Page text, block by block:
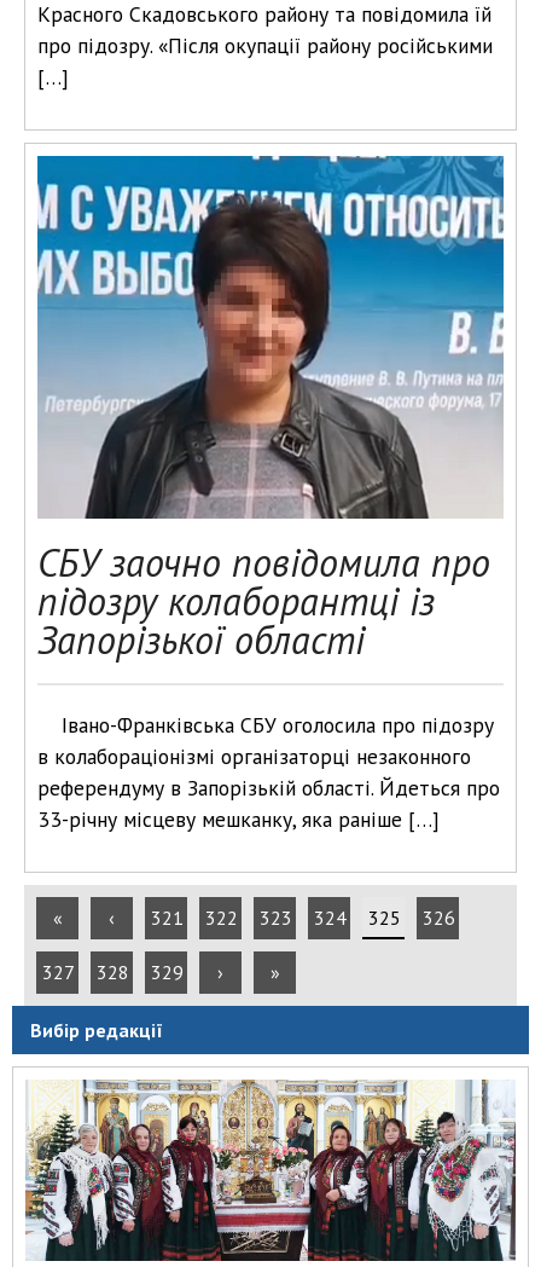
Красного Скадовського району та повідомила їй
про підозру. «Після окупації району російськими
[…]
СБУ заочно повідомила про
підозру колаборантці із
Запорізької області
Івано-Франківська СБУ оголосила про підозру
в колабораціонізмі організаторці незаконного
референдуму в Запорізькій області. Йдеться про
33-річну місцеву мешканку, яка раніше […]
« ‹ 321 322 323 324 325 326
327 328 329 › »
Вибір редакції